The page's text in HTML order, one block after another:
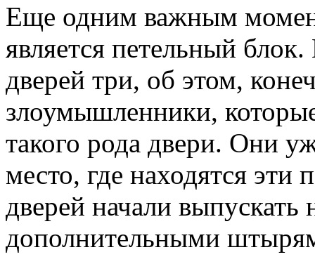
Еще одним важным
является петельный
дверей три, об этом,
злоумышленники,
такого рода двери. Они
место, где находятся эти
дверей начали
дополнительными